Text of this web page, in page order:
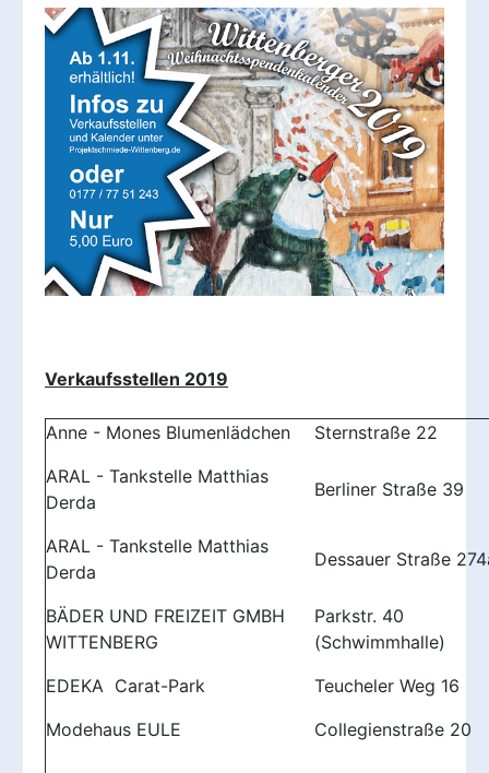
Verkaufsstellen 2019
Anne - Mones Blumenlädchen
Sternstraße 22
ARAL - Tankstelle Matthias
Derda
Berliner Straße 39
ARAL - Tankstelle Matthias
Derda
Dessauer Straße
BÄDER UND FREIZEIT GMBH
WITTENBERG
Parkstr. 40
(Schwimmhalle)
EDEKA Carat-Park
Teucheler Weg 16
Modehaus EULE
Collegienstraße 20